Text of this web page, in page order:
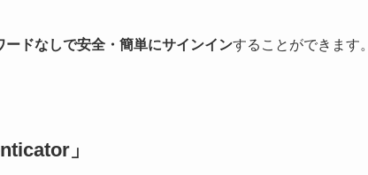
ードなしで安全・簡単にサインインすることができます。
」